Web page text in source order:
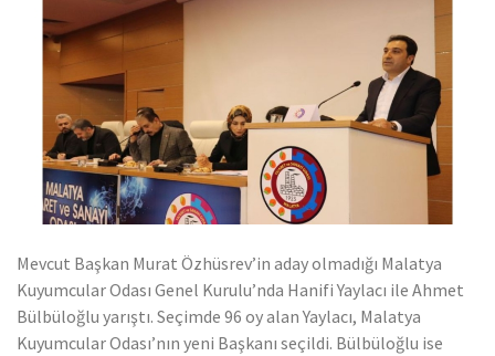
ihracatına katkı sağlıyor
Mevcut Başkan Murat Özhüsrev’in aday olmadığı Malatya
Kuyumcular Odası Genel Kurulu’nda Hanifi Yaylacı ile Ahmet
Bülbüloğlu yarıştı. Seçimde 96 oy alan Yaylacı, Malatya
Kuyumcular Odası’nın yeni Başkanı seçildi. Bülbüloğlu ise